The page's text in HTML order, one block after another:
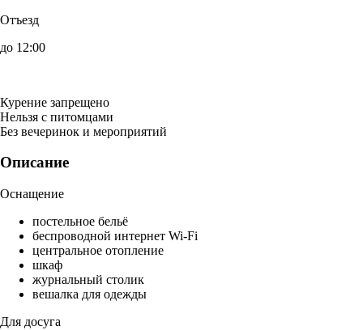
Отъезд
до 12:00
Курение запрещено
Нельзя с питомцами
Без вечеринок и мероприятий
Описание
Оснащение
постельное бельё
беспроводной интернет Wi-Fi
центральное отопление
шкаф
журнальный столик
вешалка для одежды
Для досуга